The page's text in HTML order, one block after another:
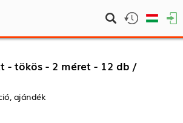
- tökös - 2 méret - 12 db /
ajándék